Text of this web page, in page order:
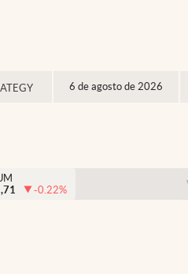
6 de agosto de 2026
-0.22%